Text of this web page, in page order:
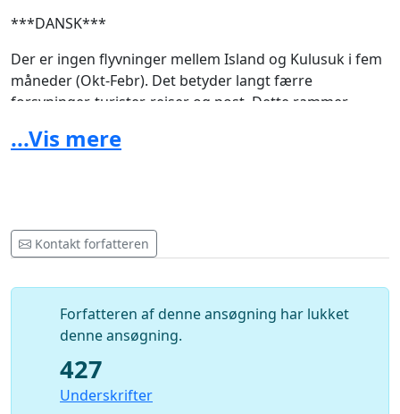
***DANSK***
Der er ingen flyvninger mellem Island og Kulusuk i fem
måneder (Okt-Febr). Det betyder langt færre
forsyninger, turister, rejser og post. Dette rammer
Icelandair.
Vi beder derfor Icelandair om at genoverveje
...Vis mere
Kontakt forfatteren
Forfatteren af ​​denne ansøgning har lukket
denne ansøgning.
427
Underskrifter